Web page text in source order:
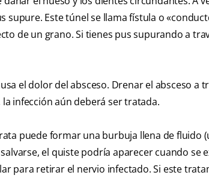
supure. Este túnel se llama fístula o
de un grano. Si tienes pus supurando a
el dolor del absceso. Drenar el absceso a
infección aún deberá ser tratada.
puede formar una burbuja llena de fluido
el quiste podría aparecer cuando se
para retirar el nervio infectado. Si este